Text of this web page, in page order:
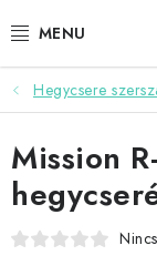
tartalomhoz
DARTS
DARTS TÁBLÁK
TARTOZÉKOK A
Hegycsere
Mission